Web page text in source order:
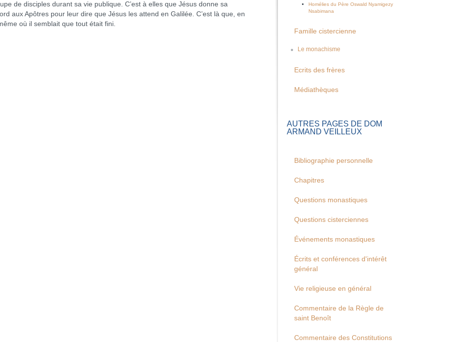
de disciples durant sa vie publique. C’est à elles que Jésus donne sa
aux Apôtres pour leur dire que Jésus les attend en Galilée. C’est là que, en
où il semblait que tout était fini.
Homélies du Père Oswald Nyamigezy
Nsabimana
Famille cistercienne
Le monachisme
Ecrits des frères
Médiathèques
AUTRES PAGES DE DOM
ARMAND VEILLEUX
Bibliographie personnelle
Chapitres
Questions monastiques
Questions cisterciennes
Événements monastiques
Écrits et conférences d'intérêt
général
Vie religieuse en général
Commentaire de la Règle de
saint Benoît
Commentaire des Constitutions